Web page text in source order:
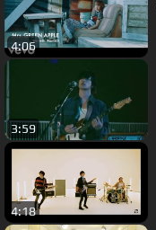
4:06
3:59
4:18